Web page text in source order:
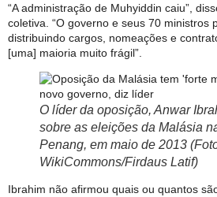
“A administração de Muhyiddin caiu”,
coletiva. “O governo e seus 70 ministros
distribuindo cargos, nomeações e
[uma] maioria muito frágil”.
O líder da oposição, Anwar
sobre as eleições da Malásia
Penang, em maio de 2013
WikiCommons/Firdaus Latif)
Ibrahim não afirmou quais ou quantos